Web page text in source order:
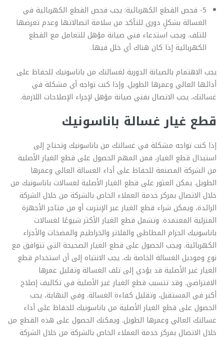
5- فحص القطع الكهربائية: يجب فحص القطع الكهربائية في
الغسالة بشكلٍ دوري للتأكد من سلامة اتصالاتها وعدم تعرضها
للتلف. ويجب استدعاء فني صيانة مؤهل للتعامل مع القطع
الكهربائية إذا كان هناك أي خلل فيها.
يجب الاهتمام بالصيانة الدورية لغسالتك من باناسونيك للحفاظ على
أدائها العالي وعمرها الطويل. وإذا كنت تواجه أي مشكلة في
غسالتك، يجب الاتصال بفني صيانة مؤهل لإجراء الإصلاحات اللازمة.
قطع غيار غسالة باناسونيك
إذا كنت تواجه مشكلة في غسالتك من باناسونيك وتحتاج إلى
استبدال قطع الغيار، فمن المهم الحصول على قطع الغيار الأصلية
من الشركة المصنعة للحفاظ على أداء الغسالة العالي وعمرها
الطويل. يمكن العثور على قطع الغيار الأصلية لغسالات باناسونيك من
خلال الاتصال بمركز خدمة العملاء الخاص بالشركة من خلال الشركة
الرائدة، ويمكن شراء قطع الغيار عبر الإنترنت أو من متاجر الأجهزة
المنزلية المعتمدة. وتشمل قطع الغيار الأكثر شيوعًا لغسالات
باناسونيك الحزام المطاطي والفلاتر والخراطيم والمضخات والأجزاء
الكهربائية. ويجب الحصول على قطع الغيار الصحيحة التي تتوافق مع
نوع وموديل الغسالة الخاصة بك. يجب الانتباه إلى أن استخدام قطع
الغيار غير الأصلية قد يؤدي إلى تلف الغسالة وتقليل عمرها
الافتراضي. وقد تتسبب قطع الغيار غير الأصلية في تكاليف إصلاح
أكبر في المستقبل، وتقليل كفاءة الغسالة. وفي النهاية، يجب
الحصول على قطع الغيار الأصلية من باناسونيك للحفاظ على أداء
غسالتك العالي وعمرها الطويل. ويمكنك الحصول على هذه القطع من
خلال الاتصال بمركز خدمة العملاء الخاص بالشركة من خلال الشركة